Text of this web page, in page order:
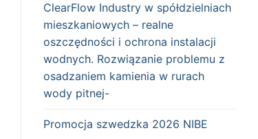
ClearFlow Industry w spółdzielniach
mieszkaniowych – realne
oszczędności i ochrona instalacji
wodnych. Rozwiązanie problemu z
osadzaniem kamienia w rurach
wody pitnej-
Promocja szwedzka 2026 NIBE